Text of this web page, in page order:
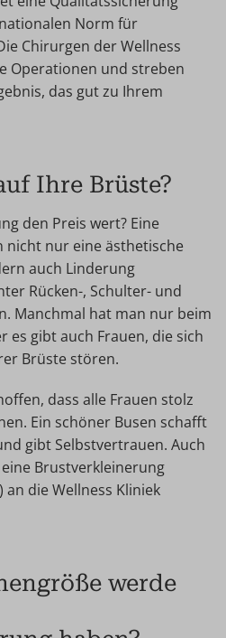
Norm für
Chirurgen der Wellness
Operationen und streben
das gut zu Ihrem
Ihre Brüste?
den Preis wert? Eine
nicht nur eine ästhetische
auch Linderung
Rücken-, Schulter- und
Manchmal hat man nur beim
es gibt auch Frauen, die sich
Brüste stören.
dass alle Frauen stolz
Ein schöner Busen schafft
gibt Selbstvertrauen. Auch
Brustverkleinerung
) an die Wellness Kliniek
werde